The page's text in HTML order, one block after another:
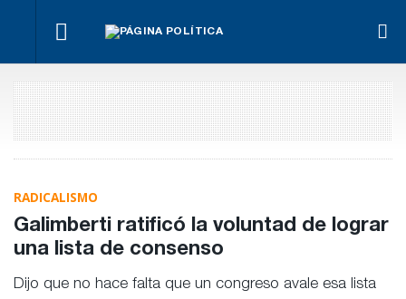
El
oficialismo
busca
proteger
la reforma
previsional
Hacer lo
aunque
sea lo más
difícil
con el
Poder
Judicial?
Para Bahl, la
ley “despoja
al Estado de
herramientas”
para la
pública
RADICALISMO
Galimberti ratificó la voluntad de lograr
una lista de consenso
Dijo que no hace falta que un congreso avale esa lista